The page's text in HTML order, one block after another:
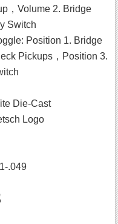
，Volume 2. Bridge
Switch
Position 1. Bridge
Pickups，Position 3.
Die-Cast
Logo
.049